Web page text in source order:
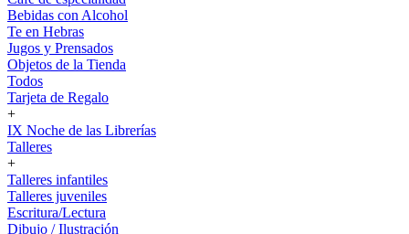
Bebidas con Alcohol
Te en Hebras
Jugos y Prensados
Objetos de la Tienda
Todos
Tarjeta de Regalo
+
IX Noche de las Librerías
Talleres
+
Talleres infantiles
Talleres juveniles
Escritura/Lectura
Dibujo / Ilustración